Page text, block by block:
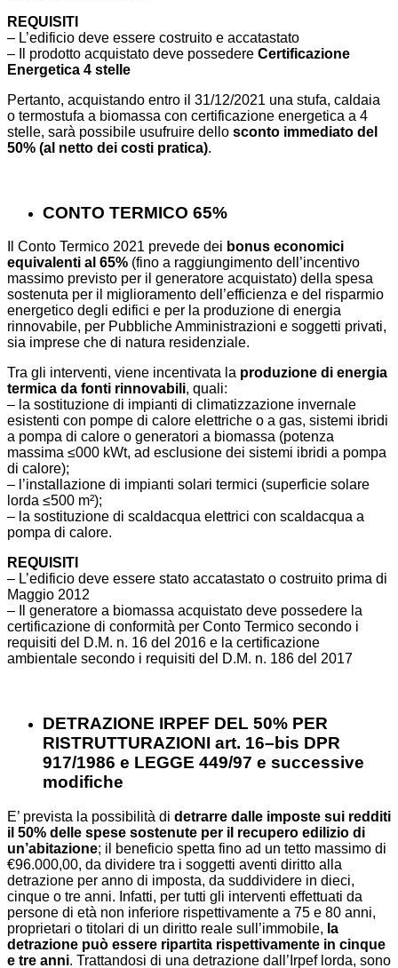
REQUISITI
– L’edificio deve essere costruito e accatastato
– Il prodotto acquistato deve possedere Certificazione
Energetica 4 stelle
Pertanto, acquistando entro il 31/12/2021 una stufa, caldaia
o termostufa a biomassa con certificazione energetica a 4
stelle, sarà possibile usufruire dello sconto immediato del
50% (al netto dei costi pratica).
CONTO TERMICO 65%
Il Conto Termico 2021 prevede dei bonus economici
equivalenti al 65% (fino a raggiungimento dell’incentivo
massimo previsto per il generatore acquistato) della spesa
sostenuta per il miglioramento dell’efficienza e del risparmio
energetico degli edifici e per la produzione di energia
rinnovabile, per Pubbliche Amministrazioni e soggetti privati,
sia imprese che di natura residenziale.
Tra gli interventi, viene incentivata la produzione di energia
termica da fonti rinnovabili, quali:
– la sostituzione di impianti di climatizzazione invernale
esistenti con pompe di calore elettriche o a gas, sistemi ibridi
a pompa di calore o generatori a biomassa (potenza
massima ≤000 kWt, ad esclusione dei sistemi ibridi a pompa
di calore);
– l’installazione di impianti solari termici (superficie solare
lorda ≤500 m²);
– la sostituzione di scaldacqua elettrici con scaldacqua a
pompa di calore.
REQUISITI
– L’edificio deve essere stato accatastato o costruito prima di
Maggio 2012
– Il generatore a biomassa acquistato deve possedere la
certificazione di conformità per Conto Termico secondo i
requisiti del D.M. n. 16 del 2016 e la certificazione
ambientale secondo i requisiti del D.M. n. 186 del 2017
DETRAZIONE IRPEF DEL 50% PER
RISTRUTTURAZIONI art. 16– bis DPR
917/1986 e LEGGE 449/97 e successive
modifiche
E’ prevista la possibilità di detrarre dalle imposte sui redditi
il 50% delle spese sostenute per il recupero edilizio di
un’abitazione; il beneficio spetta fino ad un tetto massimo di
€96.000,00, da dividere tra i soggetti aventi diritto alla
detrazione per anno di imposta, da suddividere in dieci,
cinque o tre anni. Infatti, per tutti gli interventi effettuati da
persone di età non inferiore rispettivamente a 75 e 80 anni,
proprietari o titolari di un diritto reale sull’immobile, la
detrazione può essere ripartita rispettivamente in cinque
e tre anni. Trattandosi di una detrazione dall’Irpef lorda, sono